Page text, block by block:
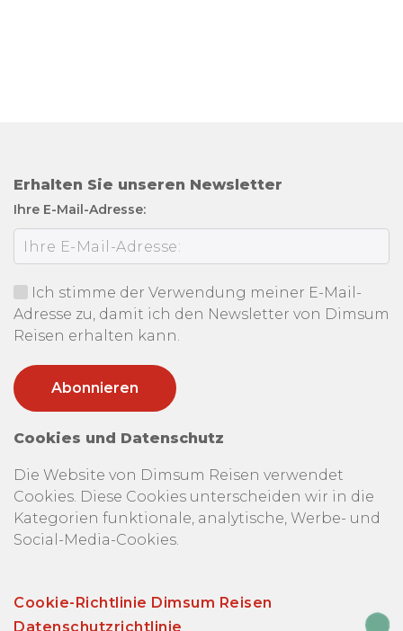
Erhalten Sie unseren Newsletter
Ihre E-Mail-Adresse:
Ich stimme der Verwendung meiner E-Mail-
Adresse zu, damit ich den Newsletter von Dimsum
Reisen erhalten kann.
Cookies und Datenschutz
Die Website von Dimsum Reisen verwendet
Cookies. Diese Cookies unterscheiden wir in die
Kategorien funktionale, analytische, Werbe- und
Social-Media-Cookies.
Cookie-Richtlinie Dimsum Reisen
Datenschutzrichtlinie